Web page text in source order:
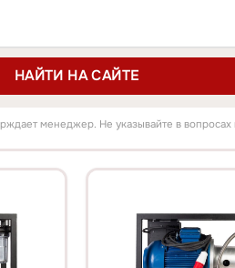
НАЙТИ НА САЙТЕ
менеджер. Не указывайте в